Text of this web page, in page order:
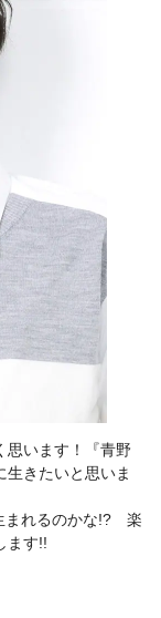
思います！『青野
生きたいと思いま
まれるのかな!? 楽
ます!!